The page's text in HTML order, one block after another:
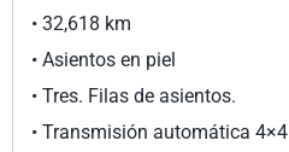
•⁠ ⁠32,618 km
•⁠ ⁠Asientos en piel
•⁠ ⁠Tres. Filas de asientos.
•⁠ ⁠Transmisión automática 4×4